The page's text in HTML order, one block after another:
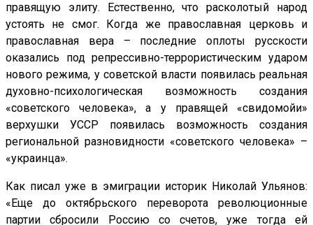
правящую элиту. Естественно, что расколотый народ
устоять не смог. Когда же православная церковь и
православная вера – последние оплоты русскости
оказались под репрессивно-террористическим ударом
нового режима, у советской власти появилась реальная
духовно-психологическая возможность создания
«советского человека», а у правящей «свидомойи»
верхушки УССР появилась возможность создания
региональной разновидности «советского человека» –
«украинца».
Как писал уже в эмиграции историк Николай Ульянов:
«Еще до октябрьского переворота революционные
партии сбросили Россию со счетов, уже тогда ей